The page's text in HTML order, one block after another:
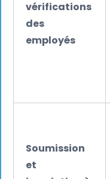
vérifications
des
employés
Soumission
et